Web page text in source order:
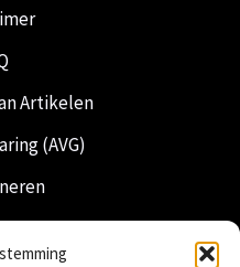
Artikelen
(AVG)
Levering